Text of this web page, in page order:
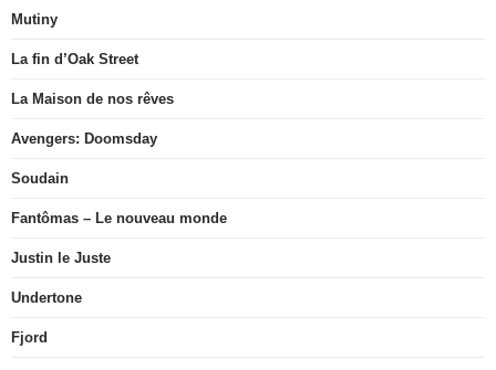
Mutiny
La fin d’Oak Street
La Maison de nos rêves
Avengers: Doomsday
Soudain
Fantômas – Le nouveau monde
Justin le Juste
Undertone
Fjord